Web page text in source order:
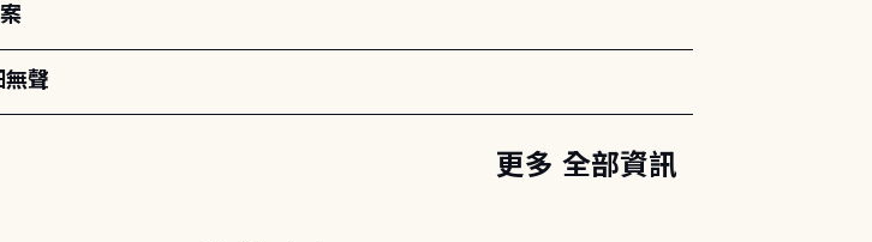
聲
更多 全部資訊